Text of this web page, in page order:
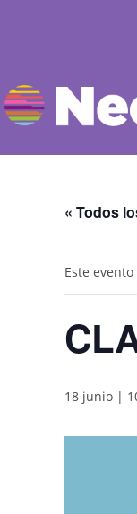
« Todos
Este
18 junio |